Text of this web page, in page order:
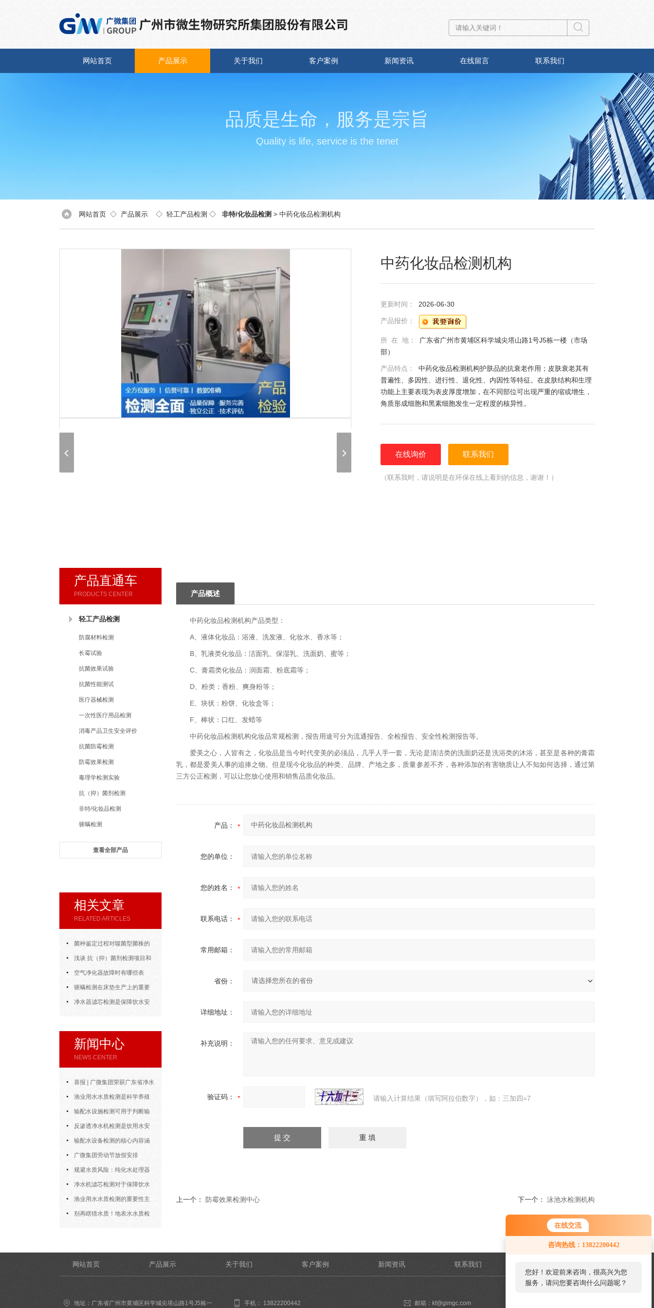
在线交流
咨询热线：13822200442
您好！欢迎前来咨询，很高兴为您
服务，请问您要咨询什么问题呢？
网站首页 产品展示 关于我们 客户案例 新闻资讯 在线留言 联系我们
品质是生命，服务是宗旨
Quality is life, service is the tenet
网站首页 ◇ 产品展示 ◇ 轻工产品检测 ◇ 非特/化妆品检测 > 中药化妆品检测机构
中药化妆品检测机构
更新时间： 2026-06-30
产品报价：
所 在 地：
广东省广州市黄埔区科学城尖塔山路1号J5栋一楼（市场
部）
产品特点： 中药化妆品检测机构护肤品的抗衰老作用；皮肤衰老其有
普遍性、多因性、进行性、退化性、内因性等特征。在皮肤结构和生理
功能上主要表现为表皮厚度增加，在不同部位可出现严重的缩或增生，
角质形成细胞和黑素细胞发生一定程度的核异性。
在线询价 联系我们
（联系我时，请说明是在环保在线上看到的信息，谢谢！）
产品直通车
PRODUCTS CENTER
轻工产品检测
防腐材料检测
长霉试验
抗菌效果试验
抗菌性能测试
医疗器械检测
一次性医疗用品检测
消毒产品卫生安全评价
抗菌防霉检测
防霉效果检测
毒理学检测实验
抗（抑）菌剂检测
非特/化妆品检测
驱螨检测
查看全部产品
相关文章
RELATED ARTICLES
菌种鉴定过程对噬菌型菌株的
检测浅谈 抗（抑）菌剂检测项目和
依据空气净化器故障时有哪些表
征？如何判断？
驱螨检测在床垫生产上的重要
之处净水器滤芯检测是保障饮水安
新闻中心
NEWS CENTER
喜报 | 广微集团荣获广东省净水
设备协会“优秀会员企业”称号
渔业用水水质检测是科学养殖
中的重要工具
输配水设施检测可用于判断输
水设施能否安全、稳定地完成供水
任务
反渗透净水机检测是饮用水安
全体系中的重要一环
输配水设备检测的核心内容涵
盖了多个方面
广微集团劳动节放假安排
规避水质风险：纯化水处理器
检测的核心环节与细节把控
净水机滤芯检测对于保障饮水
安全具有重要意义
渔业用水水质检测的重要性主
要体现在以下四大方面
别再瞎猜水质！地表水水质检
产品概述
中药化妆品检测机构产品类型：
A、液体化妆品：浴液、洗发液、化妆水、香水等；
B、乳液类化妆品：洁面乳、保湿乳、洗面奶、蜜等；
C、膏霜类化妆品：润面霜、粉底霜等；
D、粉类：香粉、爽身粉等；
E、块状：粉饼、化妆盒等；
F、棒状：口红、发蜡等
中药化妆品检测机构化妆品常规检测，报告用途可分为流通报告、全检报告、安全性检测报告等。
爱美之心，人皆有之，化妆品是当今时代变美的必须品，几乎人手一套，无论是清洁类的洗面奶还是洗浴类的沐浴，甚至是各种的膏霜
乳，都是爱美人事的追捧之物。但是现今化妆品的种类、品牌、产地之多，质量参差不齐，各种添加的有害物质让人不知如何选择，通过第
三方公正检测，可以让您放心使用和销售品质化妆品。
产品：
您的单位：
您的姓名：
联系电话：
常用邮箱：
省份：
详细地址：
补充说明：
验证码： 请输入计算结果（填写阿拉伯数字），如：三加四=7
上一个： 防霉效果检测中心 下一个： 泳池水检测机构
网站首页 产品展示 关于我们 客户案例 新闻资讯 联系我们
地址：广东省广州市黄埔区科学城尖塔山路1号J5栋一 手机： 13822200442 邮箱：kf@gimgc.com